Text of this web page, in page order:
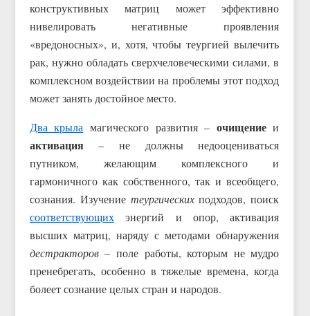
конструктивных матриц может эффективно
нивелировать негативные проявления
«вредоносных», и, хотя, чтобы теургией вылечить
рак, нужно обладать сверхчеловеческими силами, в
комплексном воздействии на проблемы этот подход
может занять достойное место.
Два крыла магического развития – очищениеи
активация– не должны недооцениваться
путником, желающим комплексного и
гармоничного как собственного, так и всеобщего,
сознания. Изучение теургическихподходов, поиск
соответствующихэнергий и опор, активация
высших матриц, наряду с методами обнаружения
дестракторов– поле работы, которым не мудро
пренебрегать, особенно в тяжелые времена, когда
болеет сознание целых стран и народов.